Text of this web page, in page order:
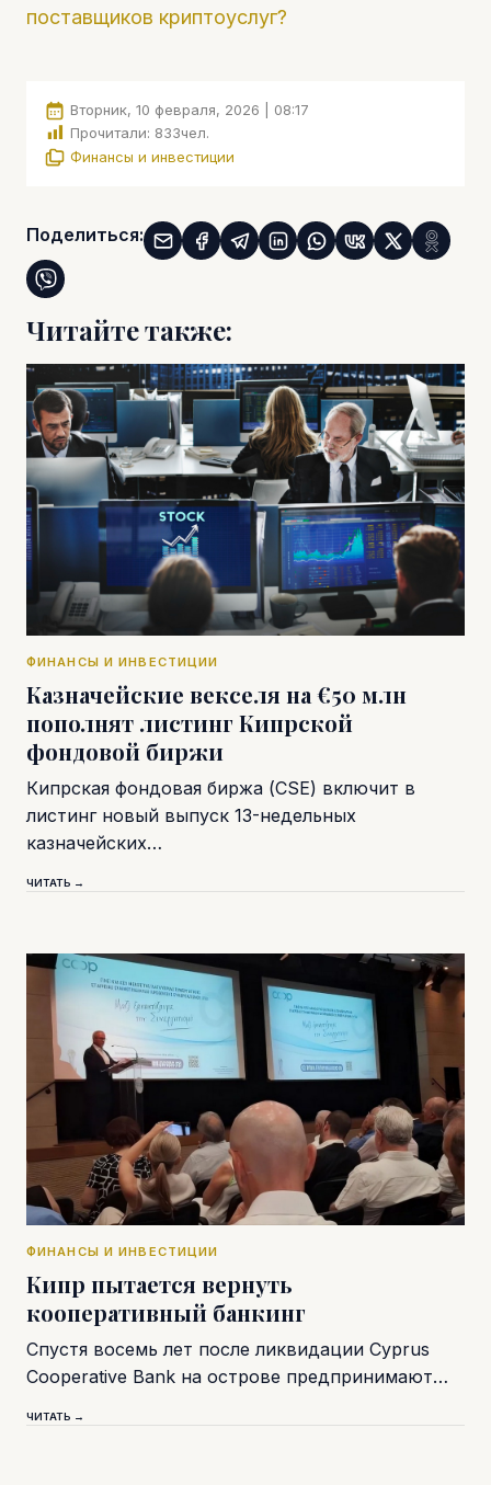
поставщиков криптоуслуг?
Вторник, 10 февраля, 2026 | 08:17
Прочитали: 833чел.
Финансы и инвестиции
Поделиться:
Читайте также:
ФИНАНСЫ И ИНВЕСТИЦИИ
Казначейские векселя на €50 млн
пополнят листинг Кипрской
фондовой биржи
Кипрская фондовая биржа (CSE) включит в
листинг новый выпуск 13-недельных
казначейских…
ЧИТАТЬ →
ФИНАНСЫ И ИНВЕСТИЦИИ
Кипр пытается вернуть
кооперативный банкинг
Спустя восемь лет после ликвидации Cyprus
Cooperative Bank на острове предпринимают…
ЧИТАТЬ →